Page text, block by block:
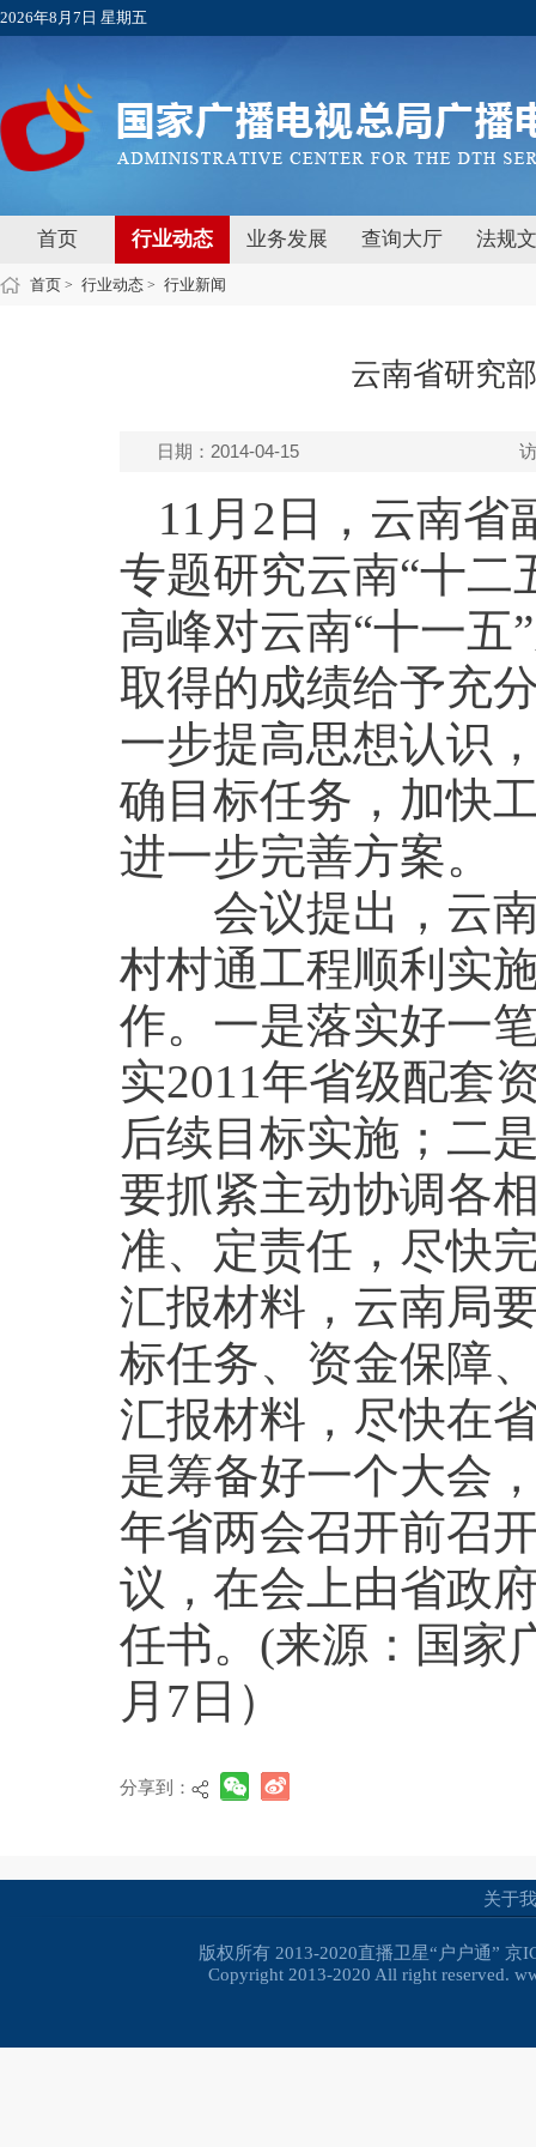
2026年8月7日 星期五
首页 行业动态 业务发展 查询大厅 法规
首页 > 行业动态 > 行业新闻
云南省研究
日期：2014-04-15
11月2日，云南省
专题研究云南“十二
高峰对云南“十一五
取得的成绩给予充
一步提高思想认识
确目标任务，加快
进一步完善方案。
会议提出，云南
村村通工程顺利实
作。一是落实好一
实2011年省级配套
后续目标实施；二
要抓紧主动协调各
准、定责任，尽快
汇报材料，云南局
标任务、资金保障
汇报材料，尽快在
是筹备好一个大会
年省两会召开前召
议，在会上由省政
任书。(来源：国家
月7日）
分享到：
关于
版权所有 2013-2020直播卫星“户户通” 京
Copyright 2013-2020 All right reserved.